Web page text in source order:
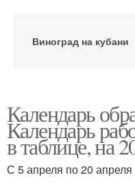
Виноград на кубани
Виноград с весны
Календарь
Календарь
в таблице, на
С 5 апреля по 20 апреля